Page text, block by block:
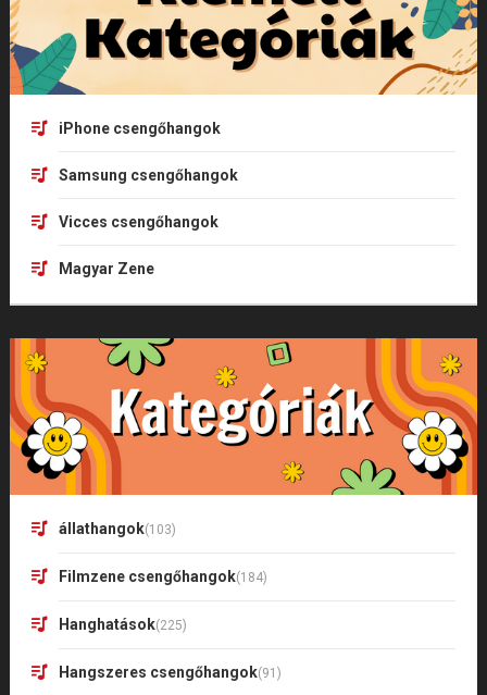
iPhone csengőhangok
Samsung csengőhangok
Vicces csengőhangok
Magyar Zene
állathangok(103)
Filmzene csengőhangok(184)
Hanghatások(225)
Hangszeres csengőhangok(91)